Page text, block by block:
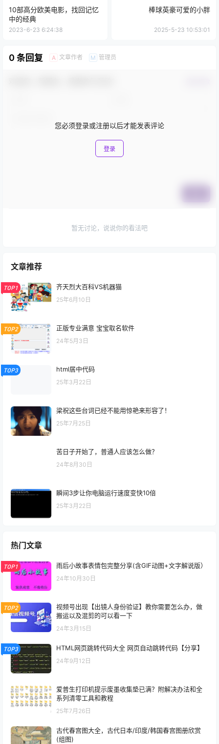
10部高分欧美电影，找回记忆
中的经典
2023-6-23 6:24:38
棒球英豪可爱的小胖
2025-5-23 10:53:01
0 条回复 A 文章作者 M 管理员
您必须登录或注册以后才能发表评论
登录
暂无讨论，说说你的看法吧
文章推荐
TOP1 齐天烈大百科VS机器猫
25年6月10日
TOP2 正版专业满意 宝宝取名软件
24年5月3日
TOP3 html居中代码
25年3月22日
梁祝这些台词已经不能用惊艳来形容了！
25年7月25日
苦日子开始了，普通人应该怎么做？
24年8月30日
瞬间3步让你电脑运行速度变快10倍
25年3月22日
热门文章
TOP1 雨后小故事表情包完整分享(含GIF动图+文字解说版）
24年10月30日
TOP2
视频号出现【出镜人身份验证】教你需要怎么办，做
搬运以及混剪的可以看一下
24年3月15日
TOP3 HTML网页跳转代码大全 网页自动跳转代码【分享】
24年9月12日
爱普生打印机提示废墨收集垫已满？附解决办法和全
系列清零工具和教程
25年7月26日
古代春宫图大全，古代日本/印度/韩国春宫图册欣赏
(组图)